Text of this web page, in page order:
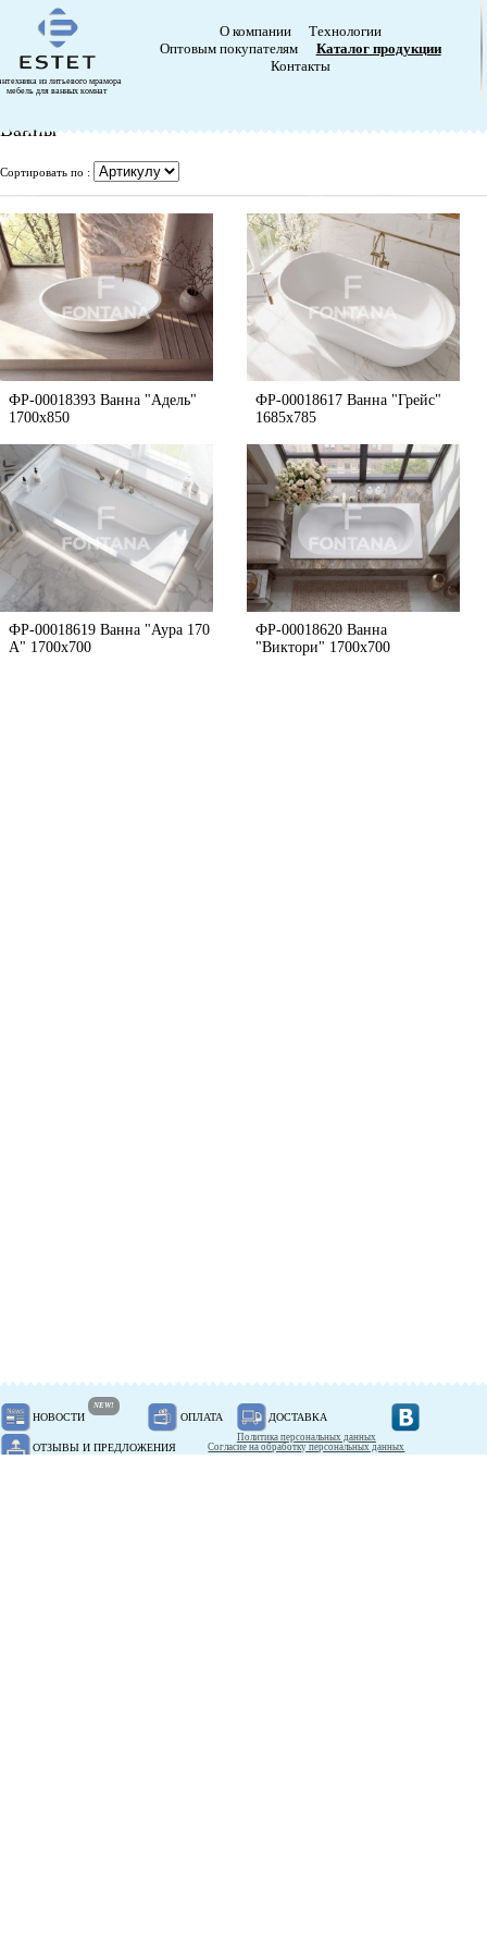
из литьевого мрамора
мебель для ванных комнат
О компании
Технологии
Оптовым покупателям
Каталог продукции
Контакты
Ванны
Сортировать по :
ФР-00018393 Ванна "Адель"
1700х850
ФР-00018617 Ванна "Грейс"
1685х785
ФР-00018619 Ванна "Аура 170
A" 1700х700
ФР-00018620 Ванна
"Виктори" 1700x700
НОВОСТИ
NEW!
ОПЛАТА ДОСТАВКА
ОТЗЫВЫ И ПРЕДЛОЖЕНИЯ
Политика персональных данных
Согласие на обработку персональных данных